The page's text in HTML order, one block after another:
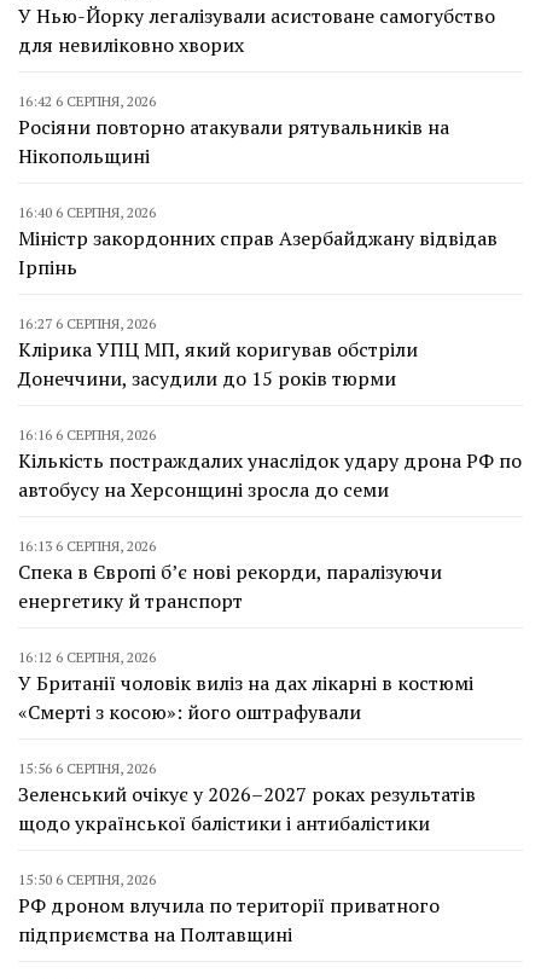
У Нью-Йорку легалізували асистоване самогубство
для невиліковно хворих
16:42 6 СЕРПНЯ, 2026
Росіяни повторно атакували рятувальників на
Нікопольщині
16:40 6 СЕРПНЯ, 2026
Міністр закордонних справ Азербайджану відвідав
Ірпінь
16:27 6 СЕРПНЯ, 2026
Клірика УПЦ МП, який коригував обстріли
Донеччини, засудили до 15 років тюрми
16:16 6 СЕРПНЯ, 2026
Кількість постраждалих унаслідок удару дрона РФ по
автобусу на Херсонщині зросла до семи
16:13 6 СЕРПНЯ, 2026
Спека в Європі б’є нові рекорди, паралізуючи
енергетику й транспорт
16:12 6 СЕРПНЯ, 2026
У Британії чоловік виліз на дах лікарні в костюмі
«Смерті з косою»: його оштрафували
15:56 6 СЕРПНЯ, 2026
Зеленський очікує у 2026–2027 роках результатів
щодо української балістики і антибалістики
15:50 6 СЕРПНЯ, 2026
РФ дроном влучила по території приватного
підприємства на Полтавщині